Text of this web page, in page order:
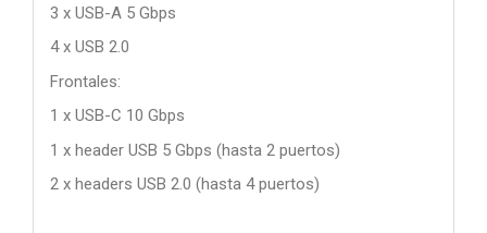
3 x USB-A 5 Gbps
4 x USB 2.0
Frontales:
1 x USB-C 10 Gbps
1 x header USB 5 Gbps (hasta 2 puertos)
2 x headers USB 2.0 (hasta 4 puertos)